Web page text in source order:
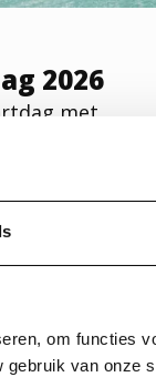
om functies
van onze
2026
met
2026